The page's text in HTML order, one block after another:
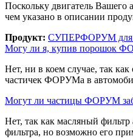
Поскольку двигатель Вашего
чем указано в описании
Продукт: СУПЕРФОРУМ для
Могу ли я, купив порошок
Нет, ни в коем случае, так
частичек ФОРУМа в
Могут ли частицы ФОРУМ
Нет, так как масляный
фильтра, но возможно его